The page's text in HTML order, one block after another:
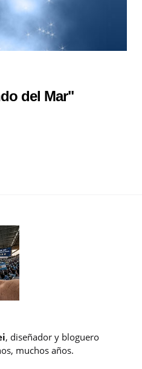
del Mar"
, diseñador y bloguero
muchos años.